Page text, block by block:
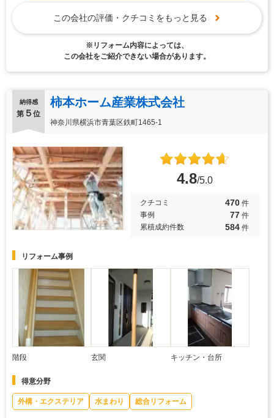
この会社の評価・クチコミをもっと見る
※リフォーム内容によっては、
この会社をご紹介できない場合があります。
納得感
第 ５ 位
柿本ホーム産業株式会社
神奈川県横浜市青葉区鉄町1465-1
4.8/5.0
クチコミ 470 件
事例
77 件
累積成約件数
584 件
リフォーム事例
階段 玄関 キッチン・台所
得意分野
外構・エクステリア 水まわり 総合リフォーム